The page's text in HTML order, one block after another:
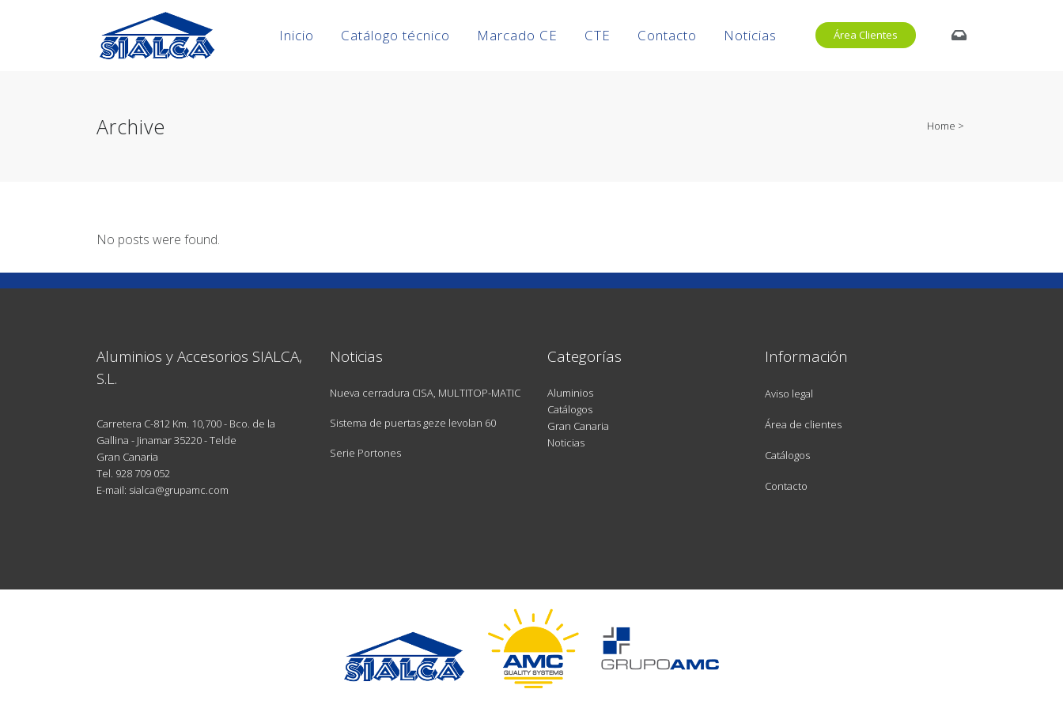
Área Clientes
Inicio Catálogo técnico Marcado CE CTE Contacto Noticias
Archive Home >
No posts were found.
Aluminios y Accesorios SIALCA,
S.L.
Carretera C-812 Km. 10,700 - Bco. de la
Gallina - Jinamar 35220 - Telde
Gran Canaria
Tel. 928 709 052
E-mail: sialca@grupamc.com
Noticias
Nueva cerradura CISA, MULTITOP-MATIC
Sistema de puertas geze levolan 60
Serie Portones
Categorías
Aluminios
Catálogos
Gran Canaria
Noticias
Información
Aviso legal
Área de clientes
Catálogos
Contacto